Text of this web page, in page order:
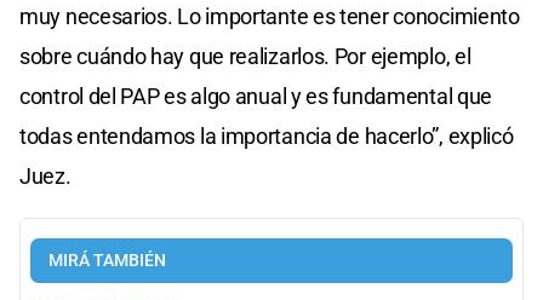
muy necesarios. Lo importante es tener conocimiento
sobre cuándo hay que realizarlos. Por ejemplo, el
control del PAP es algo anual y es fundamental que
todas entendamos la importancia de hacerlo”, explicó
Juez.
MIRÁ TAMBIÉN